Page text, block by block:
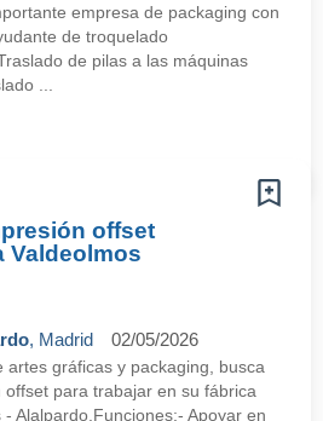
empresa de packaging con
de troquelado
de pilas a las máquinas
...
offset
Valdeolmos
, Madrid 02/05/2026
artes gráficas y packaging, busca
para trabajar en su fábrica
Alalpardo.Funciones:- Apoyar en